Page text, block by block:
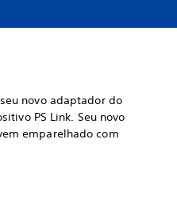
novo adaptador do
PS Link. Seu novo
emparelhado com